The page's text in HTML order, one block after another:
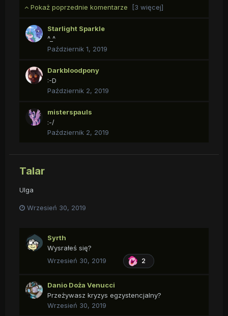
Pokaż poprzednie komentarze [3 więcej]
Starlight Sparkle
^_^
Październik 1, 2019
Darkbloodpony
:-D
Październik 2, 2019
misterspauls
:-/
Październik 2, 2019
Talar
Ulga
Wrzesień 30, 2019
Syrth
Wysrałeś się?
Wrzesień 30, 2019
2
Danio Doża Venucci
Przeżywasz kryzys egzystencjalny?
Wrzesień 30, 2019